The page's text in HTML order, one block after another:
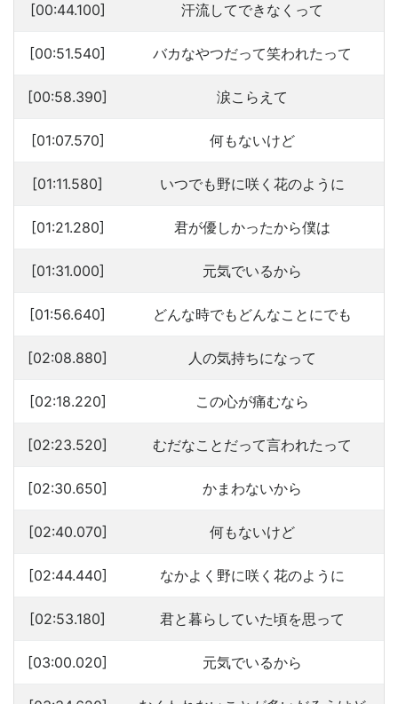
[00:44.100] 汗流してできなくって
[00:51.540] バカなやつだって笑われたって
[00:58.390] 涙こらえて
[01:07.570] 何もないけど
[01:11.580] いつでも野に咲く花のように
[01:21.280] 君が優しかったから僕は
[01:31.000] 元気でいるから
[01:56.640] どんな時でもどんなことにでも
[02:08.880] 人の気持ちになって
[02:18.220] この心が痛むなら
[02:23.520] むだなことだって言われたって
[02:30.650] かまわないから
[02:40.070] 何もないけど
[02:44.440] なかよく野に咲く花のように
[02:53.180] 君と暮らしていた頃を思って
[03:00.020] 元気でいるから